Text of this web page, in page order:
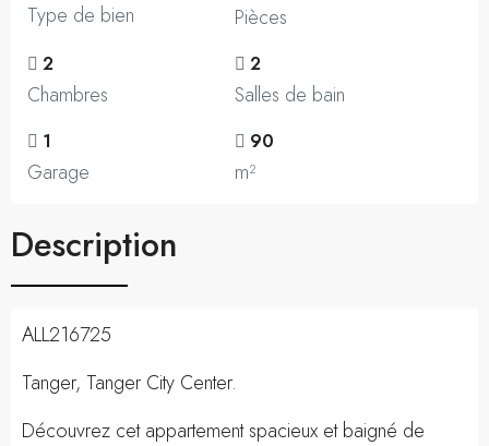
Type de bien Pièces
2
Chambres
2
Salles de bain
1
Garage
90
m²
Description
ALL216725
Tanger, Tanger City Center.
Découvrez cet appartement spacieux et baigné de